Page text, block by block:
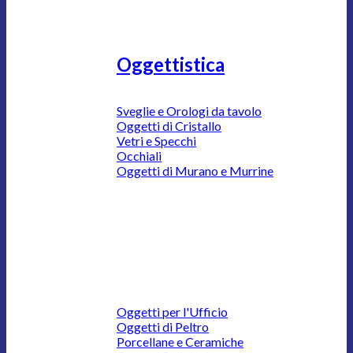
Oggettistica
Sveglie e Orologi da tavolo
Oggetti di Cristallo
Vetri e Specchi
Occhiali
Oggetti di Murano e Murrine
Oggetti per l'Ufficio
Oggetti di Peltro
Porcellane e Ceramiche